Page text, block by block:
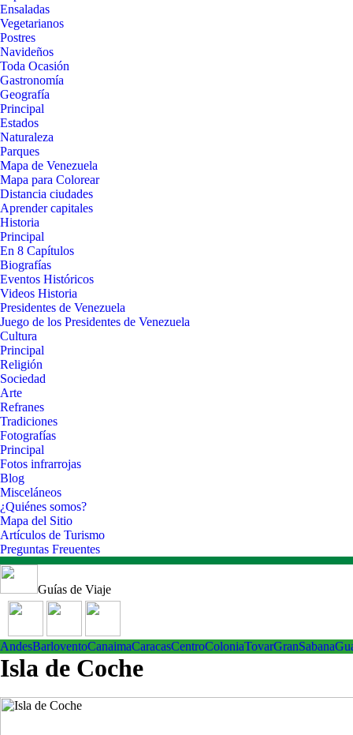
Ensaladas
Vegetarianos
Postres
Navideños
Toda Ocasión
Gastronomía
Geografía
Principal
Estados
Naturaleza
Parques
Mapa de Venezuela
Mapa para Colorear
Distancia ciudades
Aprender capitales
Historia
Principal
En 8 Capítulos
Biografías
Eventos Históricos
Videos Historia
Presidentes de Venezuela
Juego de los Presidentes de Venezuela
Cultura
Principal
Religión
Sociedad
Arte
Refranes
Tradiciones
Fotografías
Principal
Fotos infrarrojas
Blog
Misceláneos
¿Quiénes somos?
Mapa del Sitio
Artículos de Turismo
Preguntas Freuentes
Guías de Viaje
AndesBarloventoCanaimaCaracasCentroColoniaTovarGranSabana
Isla de Coche